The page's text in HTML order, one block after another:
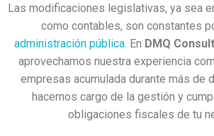
Las modificaciones legislativas, ya sea
como contables, son constantes
administración pública . En DMQ
aprovechamos nuestra experiencia
empresas acumulada durante más de
hacernos cargo de la gestión y
obligaciones fiscales de tu